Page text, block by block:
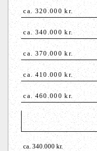
ca. 320.000 kr.
ca. 340.000 kr.
ca. 370.000 kr.
ca. 410.000 kr.
ca. 460.000 kr.
ca. 340.000 kr.